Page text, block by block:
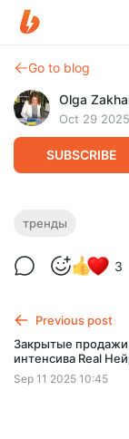
Go to blog
Olga
Oct 29
SUBSCRIBE
7
фото и
генерациях для
праздник - очень
тренды
3
Previous post
Закрытые продажи
интенсива Real
на скидочку 😎
Sep 11 2025 10:45